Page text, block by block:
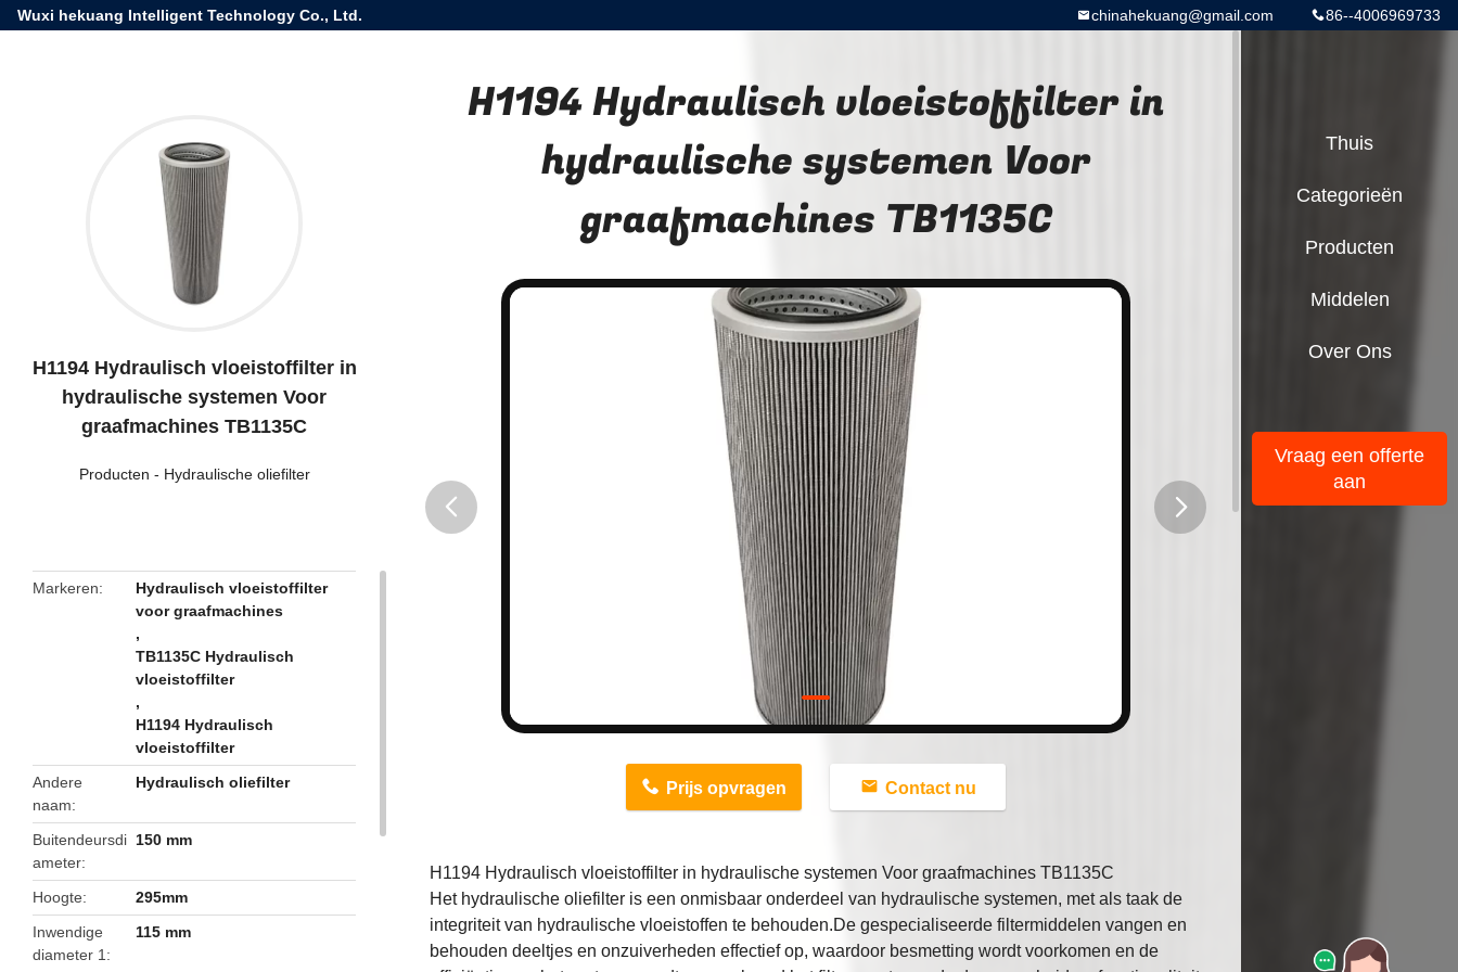
Wuxi hekuang Intelligent Technology Co., Ltd. 86--4006969733
chinahekuang@gmail.com
H1194 Hydraulisch vloeistoffilter in
hydraulische systemen Voor
graafmachines TB1135C
Producten - Hydraulische oliefilter
Markeren
Hydraulisch vloeistoffilter
voor graafmachines
,
TB1135C Hydraulisch
vloeistoffilter
,
H1194 Hydraulisch
vloeistoffilter
Andere
naam
Hydraulisch oliefilter
Buitendeursdi
ameter
150 mm
Hoogte
295mm
Inwendige
diameter 1
115 mm
H1194 Hydraulisch vloeistoffilter in
hydraulische systemen Voor
graafmachines TB1135C
Prijs opvragen Contact nu
H1194 Hydraulisch vloeistoffilter in hydraulische systemen Voor graafmachines TB1135C
Het hydraulische oliefilter is een onmisbaar onderdeel van hydraulische systemen, met als taak de
integriteit van hydraulische vloeistoffen te behouden.De gespecialiseerde filtermiddelen vangen en
behouden deeltjes en onzuiverheden effectief op, waardoor besmetting wordt voorkomen en de
Thuis
Categorieën
Producten
Middelen
Over Ons
Vraag een offerte
aan